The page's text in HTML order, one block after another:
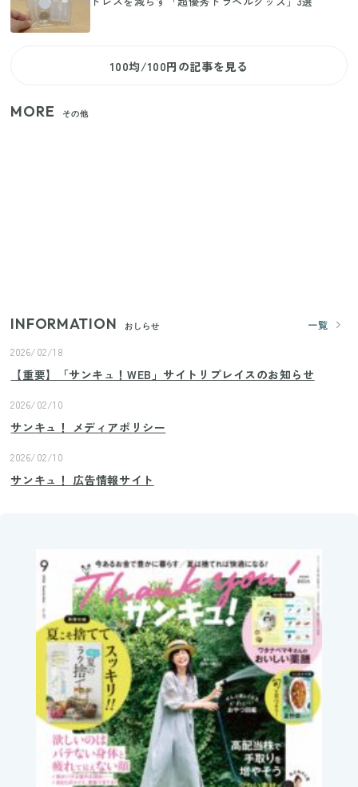
100均/100円の記事を見る
MORE その他
INFORMATION おしらせ
一覧
2026/02/18
【重要】「サンキュ！WEB」サイトリプレイスのお知らせ
2026/02/10
サンキュ！ メディアポリシー
2026/02/10
サンキュ！ 広告情報サイト